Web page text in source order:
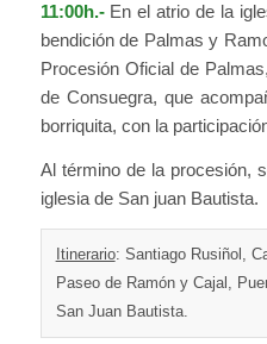
11:00h.-En el atrio de la
bendición de Palmas y
Procesión Oficial de
de Consuegra, que
borriquita, con la
Al término de la procesión,
iglesia de San juan Bautista.
Itinerario: Santiago Rusiñol,
Paseo de Ramón y Cajal,
San Juan Bautista.